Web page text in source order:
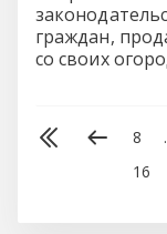
граждан,
со своих
8
16